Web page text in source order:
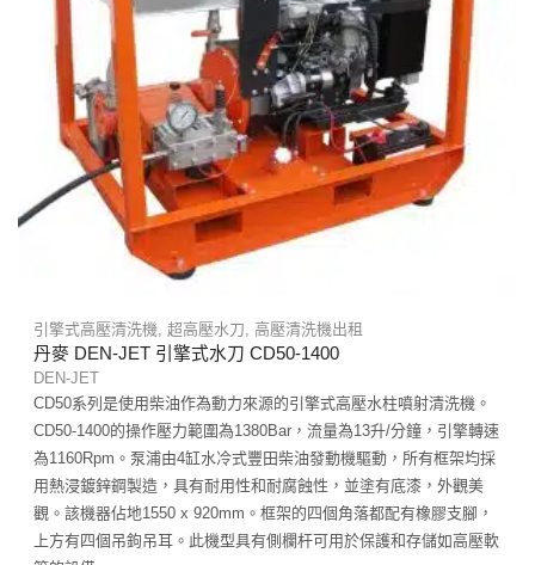
引擎式高壓清洗機, 超高壓水刀, 高壓清洗機出租
丹麥 DEN-JET 引擎式水刀 CD50-1400
DEN-JET
CD50系列是使用柴油作為動力來源的引擎式高壓水柱噴射清洗機。
CD50-1400的操作壓力範圍為1380Bar，流量為13升/分鐘，引擎轉速
為1160Rpm。泵浦由4缸水冷式豐田柴油發動機驅動，所有框架均採
用熱浸鍍鋅鋼製造，具有耐用性和耐腐蝕性，並塗有底漆，外觀美
觀。該機器佔地1550 x 920mm。框架的四個角落都配有橡膠支腳，
上方有四個吊鉤吊耳。此機型具有側欄杆可用於保護和存儲如高壓軟